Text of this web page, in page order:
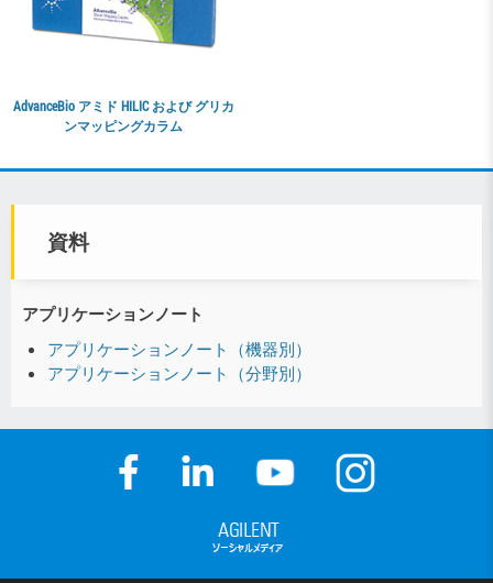
AdvanceBio アミド HILIC および グリカ
ンマッピングカラム
資料
アプリケーションノート
アプリケーションノート（機器別）
アプリケーションノート（分野別）